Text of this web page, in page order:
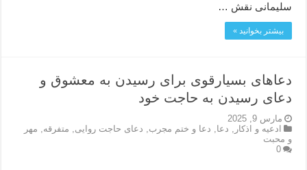
سلیمانی نقش …
بیشتر بخوانید »
دعاهای بسیارقوی برای رسیدن به معشوق و
دعای رسیدن به حاجت خود
مارس 9, 2025
ادعيه و اذكار , دعا, دعا و ختم مجرب, دعای حاجت روایی, متفرقه, مهر
و محبت
0